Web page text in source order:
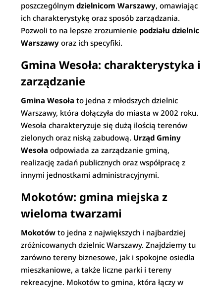
poszczególnymdzielnicom Warszawy, omawiając
ich charakterystykę oraz sposób zarządzania.
Pozwoli to na lepsze zrozumienie podziału dzielnic
Warszawy oraz ich specyfiki.
Gmina Wesoła: charakterystyka i
zarządzanie
Gmina Wesoła to jedna z młodszych dzielnic
Warszawy, która dołączyła do miasta w 2002 roku.
Wesoła charakteryzuje się dużą ilością terenów
zielonych oraz niską zabudową. Urząd Gminy
Wesoła odpowiada za zarządzanie gminą,
realizację zadań publicznych oraz współpracę z
innymi jednostkami administracyjnymi.
Mokotów: gmina miejska z
wieloma twarzami
Mokotów to jedna z największych i najbardziej
zróżnicowanych dzielnic Warszawy. Znajdziemy tu
zarówno tereny biznesowe, jak i spokojne osiedla
mieszkaniowe, a także liczne parki i tereny
rekreacyjne. Mokotów to gmina, która łączy w